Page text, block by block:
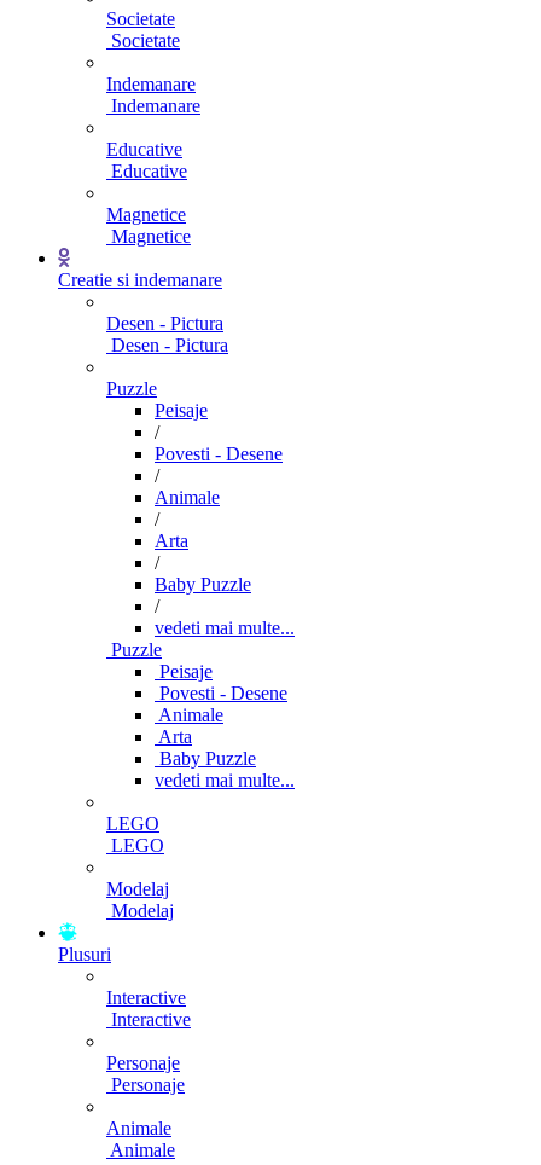
Societate
Societate
Indemanare
Indemanare
Educative
Educative
Magnetice
Magnetice
Creatie si indemanare
Desen - Pictura
Desen - Pictura
Puzzle
Peisaje
/
Povesti - Desene
/
Animale
/
Arta
/
Baby Puzzle
/
vedeti mai multe...
Puzzle
Peisaje
Povesti - Desene
Animale
Arta
Baby Puzzle
vedeti mai multe...
LEGO
LEGO
Modelaj
Modelaj
Plusuri
Interactive
Interactive
Personaje
Personaje
Animale
Animale